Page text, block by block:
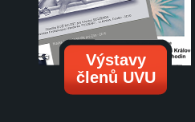
Výstavy
členů UVU